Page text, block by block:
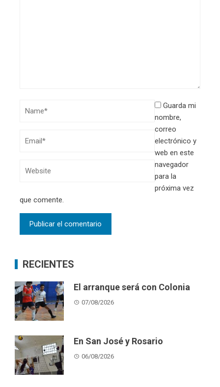
Guarda mi
nombre,
correo
electrónico y
web en este
navegador
para la
próxima vez
que comente.
RECIENTES
El arranque será con Colonia
07/08/2026
En San José y Rosario
06/08/2026